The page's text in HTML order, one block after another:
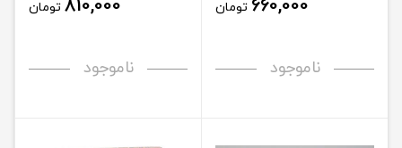
660,000 تومان
ناموجود
810,000 تومان
ناموجود